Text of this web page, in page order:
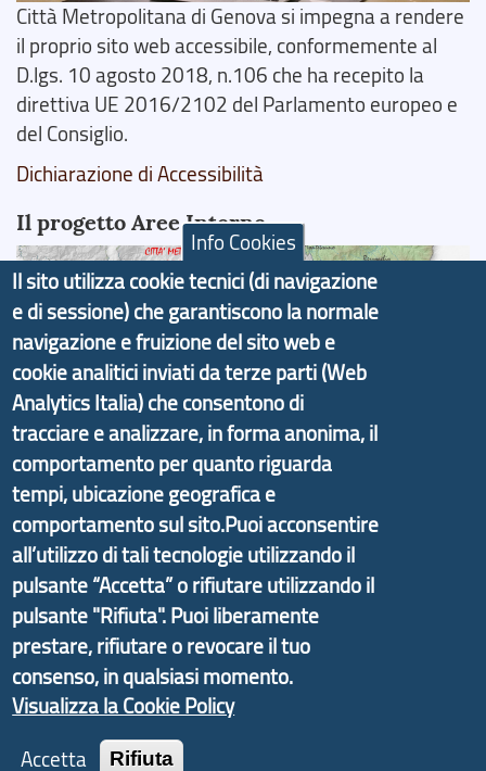
Città Metropolitana di Genova si impegna a rendere
il proprio sito web accessibile, conformemente al
D.lgs. 10 agosto 2018, n.106 che ha recepito la
direttiva UE 2016/2102 del Parlamento europeo e
del Consiglio.
Dichiarazione di Accessibilità
Il progetto Aree Interne
Il portale di marketing territoriale e sviluppo locale
di Genova Città Metropolitana si è sviluppato a
partire dal progetto nazionale Aree Interne
promosso dal Dipartimento per lo Sviluppo
Economico e finalizzato al rilancio socio-economico
delle valli dell’entroterra. In particolare fornisce
informazioni ed aggiornamenti sullaStrategia
d'Area Antola-Tigullio, in collaborazione con Regione
Liguria ed ANCI Liguria.
Copyright © 2017 Città metropolitana di Genova |
CF: 80007350103
Info Cookies
Il sito utilizza cookie tecnici (di navigazione
e di sessione) che garantiscono la normale
navigazione e fruizione del sito web e
cookie analitici inviati da terze parti (Web
Analytics Italia) che consentono di
tracciare e analizzare, in forma anonima, il
comportamento per quanto riguarda
tempi, ubicazione geografica e
comportamento sul sito.Puoi acconsentire
all’utilizzo di tali tecnologie utilizzando il
pulsante “Accetta” o rifiutare utilizzando il
pulsante "Rifiuta". Puoi liberamente
prestare, rifiutare o revocare il tuo
consenso, in qualsiasi momento.
Visualizza la Cookie Policy
Accetta
Rifiuta